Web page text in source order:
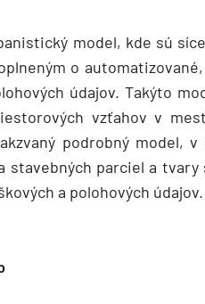
model, kde sú
o
údajov. Takýto
vzťahov v
podrobný model,
stavebných parciel a
a polohových údajov.